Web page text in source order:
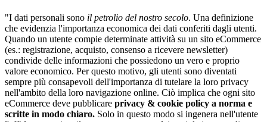
"I dati personali sono il petrolio del nostro secolo. Una definizione
che evidenzia l'importanza economica dei dati conferiti dagli utenti.
Quando un utente compie determinate attività su un sito eCommerce
(es.: registrazione, acquisto, consenso a ricevere newsletter)
condivide delle informazioni che possiedono un vero e proprio
valore economico. Per questo motivo, gli utenti sono diventati
sempre più consapevoli dell'importanza di tutelare la loro privacy
nell'ambito della loro navigazione online. Ciò implica che ogni sito
eCommerce deve pubblicare privacy & cookie policy a norma e
scritte in modo chiaro. Solo in questo modo si ingenera nell'utente